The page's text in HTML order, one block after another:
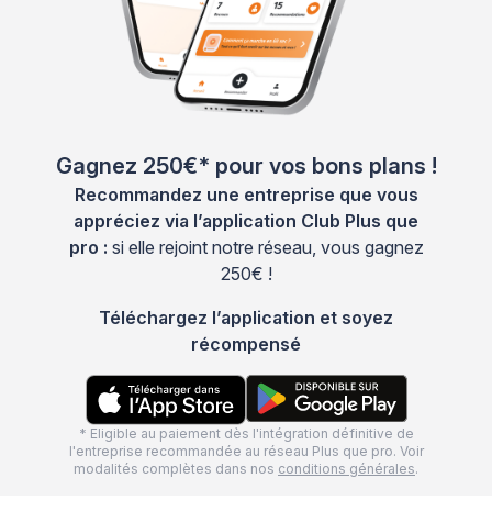
Gagnez 250€* pour vos bons plans !
Recommandez une entreprise que vous
appréciez via l’application Club Plus que
pro : si elle rejoint notre réseau, vous gagnez
250€ !
Téléchargez l’application et soyez
récompensé
* Eligible au paiement dès l'intégration définitive de
l'entreprise recommandée au réseau Plus que pro. Voir
modalités complètes dans nos conditions générales.